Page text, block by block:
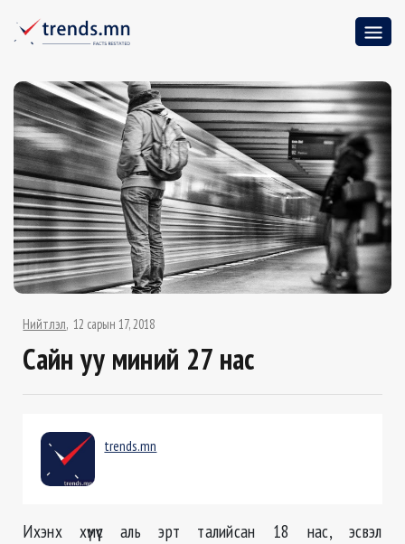
Нийтлэл 12 сарын 17, 2018
Сайн уу миний 27 нас
trends.mn
Ихэнх хүмүүс аль эрт талийсан 18 нас, эсвэл